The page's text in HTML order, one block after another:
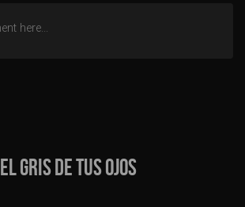
EL GRIS DE TUS OJOS